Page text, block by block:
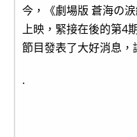
今，《劇場版 蒼海の
上映，緊接在後的第4
節目發表了大好消息，
.